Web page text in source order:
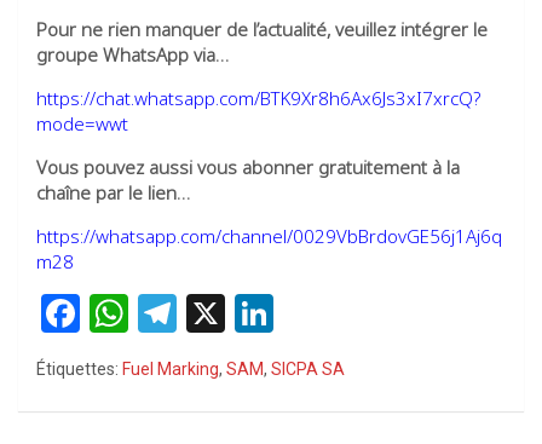
Pour ne rien manquer de l’actualité, veuillez intégrer le
groupe WhatsApp via…
https://chat.whatsapp.com/BTK9Xr8h6Ax6Js3xI7xrcQ?
mode=wwt
Vous pouvez aussi vous abonner gratuitement à la
chaîne par le lien…
https://whatsapp.com/channel/0029VbBrdovGE56j1Aj6q
m28
F
a
ce
W
h
at
T
el
e
X
n
ke
Étiquettes: Fuel Marking, SAM, SICPA SA